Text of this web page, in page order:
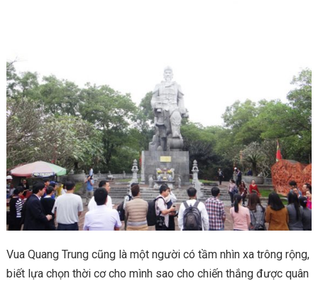
Vua Quang Trung cũng là một người có tầm nhìn xa trông rộng,
biết lựa chọn thời cơ cho mình sao cho chiến thắng được quân